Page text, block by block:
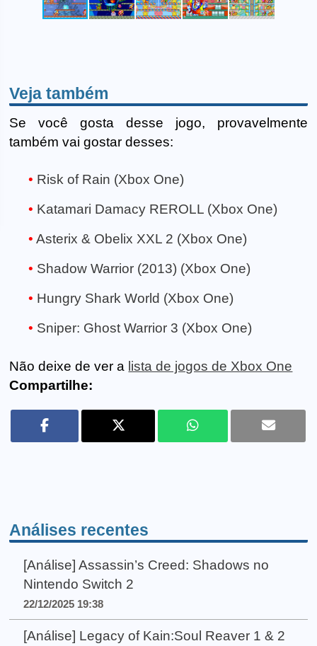
Veja também
Se você gosta desse jogo, provavelmente
também vai gostar desses:
Risk of Rain (Xbox One)
Katamari Damacy REROLL (Xbox One)
Asterix & Obelix XXL 2 (Xbox One)
Shadow Warrior (2013) (Xbox One)
Hungry Shark World (Xbox One)
Sniper: Ghost Warrior 3 (Xbox One)
Não deixe de ver a lista de jogos de Xbox One
Compartilhe:
Análises recentes
[Análise] Assassin’s Creed: Shadows no
Nintendo Switch 2
22/12/2025 19:38
[Análise] Legacy of Kain:Soul Reaver 1 & 2